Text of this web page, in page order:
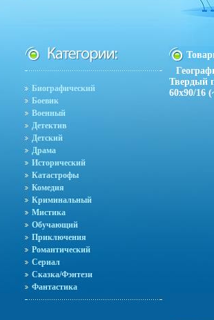
Биографический
Боевик
Военный
Детектив
Детский
Драма
Исторический
Катастрофы
Комедия
Криминальный
Мистика
Обучающий
Приключения
Романтический
Сериал
Сказка/Фэнтези
Фантастика
Твердый
60x90/16